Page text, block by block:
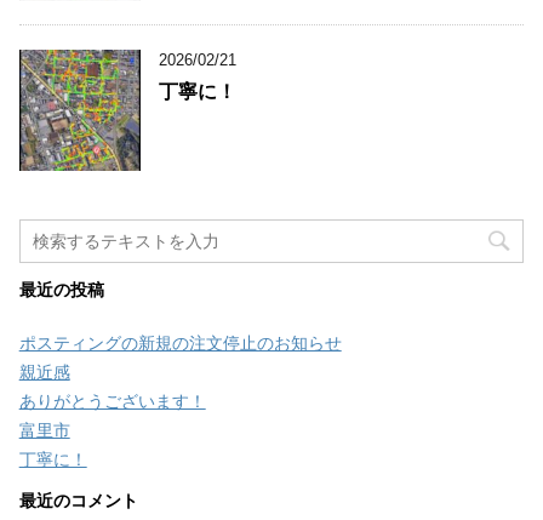
2026/02/21
丁寧に！
最近の投稿
ポスティングの新規の注文停止のお知らせ
親近感
ありがとうございます！
富里市
丁寧に！
最近のコメント